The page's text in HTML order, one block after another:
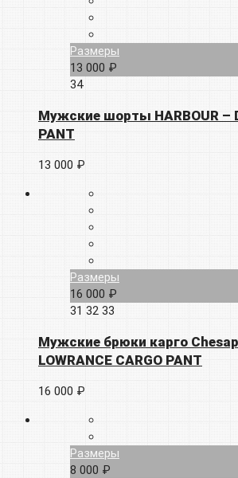
Размеры
13 000 ₽
34
Мужские шорты HARBOUR –
PANT
13 000 ₽
Размеры
16 000 ₽
31 32 33
Мужские брюки карго
LOWRANCE CARGO PANT
16 000 ₽
Размеры
8 000 ₽